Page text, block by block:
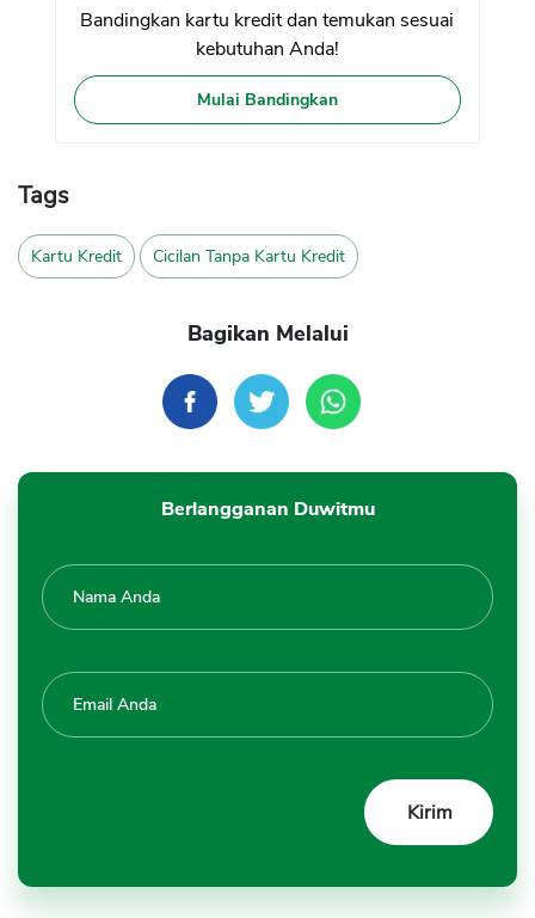
Bandingkan kartu kredit dan temukan sesuai
kebutuhan Anda!
Mulai Bandingkan
Tags
Kartu Kredit Cicilan Tanpa Kartu Kredit
Bagikan Melalui
Berlangganan Duwitmu